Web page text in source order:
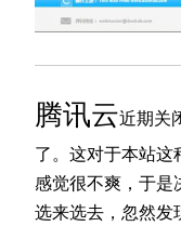
腾讯云近期关
了。这对于本站这
感觉很不爽，于是
选来选去，忽然发